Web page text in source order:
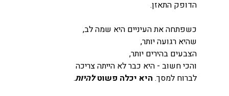
הדופק התאזן.
כשפתחה את העיניים היא שמה לב,
שהיא רגועה יותר,
הצבעים בהירים יותר,
והכי חשוב - היא כבר לא הייתה צריכה
לברוח למסך. היא יכלה פשוט להיות.